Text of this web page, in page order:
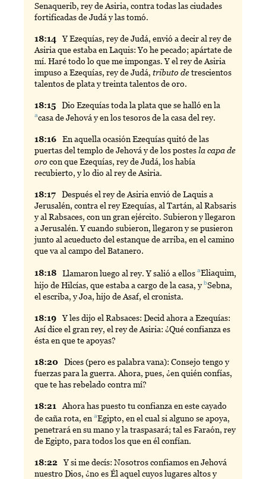
Senaquerib, rey de Asiria, contra todas las ciudades
fortificadas de Judá y las tomó.
18:14 YEzequías, rey de Judá, envió a decir al rey de
Asiria que estaba en Laquis: Yo he pecado; apártate de
mí. Haré todo lo que me impongas. Y el rey de Asiria
impuso a Ezequías, rey de Judá,tributo detrescientos
talentos de plata y treinta talentos de oro.
18:15 Dio Ezequías toda la plata que se halló en la
acasa de Jehová y en los tesoros de la casa del rey.
18:16 Enaquella ocasión Ezequías quitó de las
puertas del templo de Jehová y de los postesla capa de
oro con que Ezequías, rey de Judá, los había
recubierto, y lo dio al rey de Asiria.
18:17 Despuésel rey de Asiria envió de Laquis a
Jerusalén, contra el rey Ezequías, al Tartán, al Rabsaris
y al Rabsaces, con un gran ejército. Subieron y llegaron
a Jerusalén. Y cuando subieron, llegaron y se pusieron
junto al acueducto del estanque de arriba, en el camino
que va al campo del Batanero.
18:18 Llamaron luego al rey. Y salió a ellosaEliaquim
hijo de Hilcías, que estaba a cargo de la casa, ybSebna,
el escriba, y Joa, hijo de Asaf, el cronista.
18:19 Yles dijo el Rabsaces: Decid ahora a Ezequías:
Así dice el gran rey, el rey de Asiria: ¿Qué confianza es
ésta en que te apoyas?
18:20 Dices(pero es palabra vana): Consejo tengo y
fuerzas para la guerra. Ahora, pues, ¿en quién confías,
que te has rebelado contra mí?
18:21 Ahora has puesto tu confianza en este cayado
de caña rota, enaEgipto, en el cual si alguno se apoya,
penetrará en su mano y la traspasará; tal es Faraón, rey
de Egipto, para todos los que en él confían.
18:22 Ysi me decís: Nosotros confiamos en Jehová
nuestro Dios, ¿no es Él aquel cuyos lugares altos y